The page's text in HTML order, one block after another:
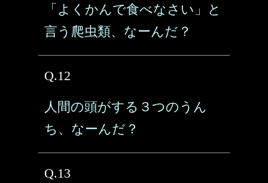
「よくかんで食べなさい」と
言う爬虫類、なーんだ？
Q.12
人間の頭がする３つのうん
ち、なーんだ？
Q.13